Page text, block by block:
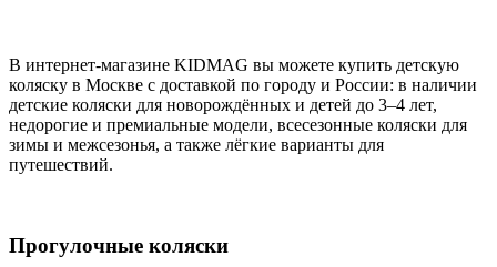
В интернет-магазине KIDMAG вы можете купить детскую
коляску в Москве с доставкой по городу и России: в наличии
детские коляски для новорождённых и детей до 3–4 лет,
недорогие и премиальные модели, всесезонные коляски для
зимы и межсезонья, а также лёгкие варианты для
путешествий.
Прогулочные коляски